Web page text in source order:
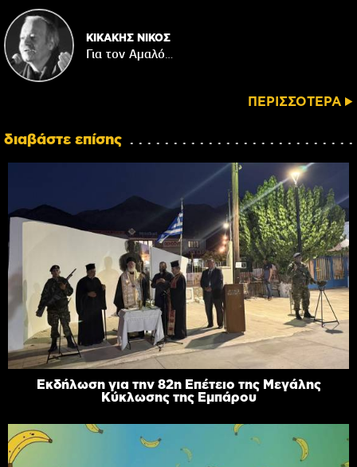
ΚΙΚΑΚΗΣ ΝΙΚΟΣ
Για τον Αμαλό…
ΠΕΡΙΣΣΟΤΕΡΑ
διαβάστε επίσης
Εκδήλωση για την 82η Επέτειο της Μεγάλης
Κύκλωσης της Εμπάρου